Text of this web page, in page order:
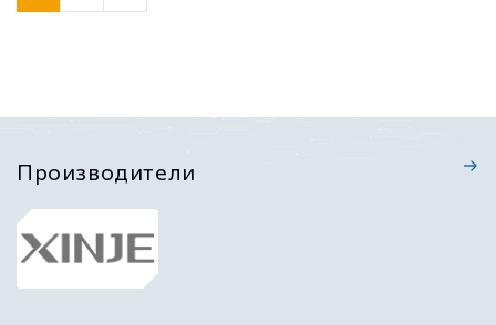
Производители